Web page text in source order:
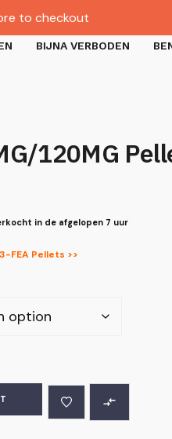
BIJNA VERBODEN
120MG
in de afgelopen 7 uur
FEA Pellets >>
to checkout